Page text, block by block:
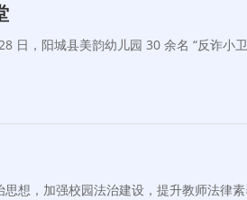
，阳城县美韵幼儿园 30 余名 “反诈小
，加强校园法治建设，提升教师法律